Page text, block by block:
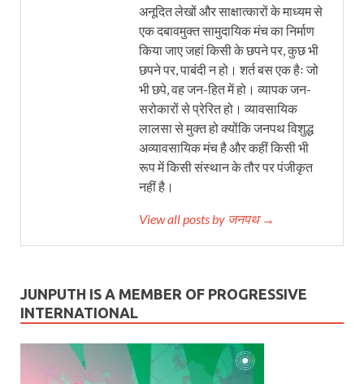
अनूदित लेखों और साक्षात्कारों के माध्यम से
एक दबावमुक्त सामुदायिक मंच का निर्माण
किया जाए जहां किसी के छपने पर, कुछ भी
छपने पर, पाबंदी न हो। शर्त बस एक हैः जो
भी छपे, वह जन-हित में हो। व्यापक जन-
सरोकारों से प्रेरित हो। व्यावसायिक
लालसा से मुक्त हो क्योंकि जनपथ विशुद्ध
अव्यावसायिक मंच है और कहीं किसी भी
रूप में किसी संस्थान के तौर पर पंजीकृत
नहीं है।
View all posts by जनपथ →
JUNPUTH IS A MEMBER OF PROGRESSIVE
INTERNATIONAL